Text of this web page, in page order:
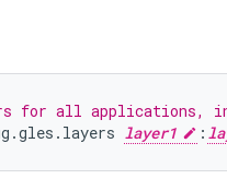
for all applications,
.gles . layers layer1 :